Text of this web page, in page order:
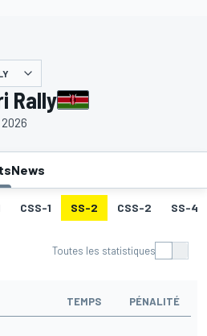
Rally
News
CSS-1 SS-2 CSS-2 SS-4
Toutes les statistiques
TEMPS PÉNALITÉ